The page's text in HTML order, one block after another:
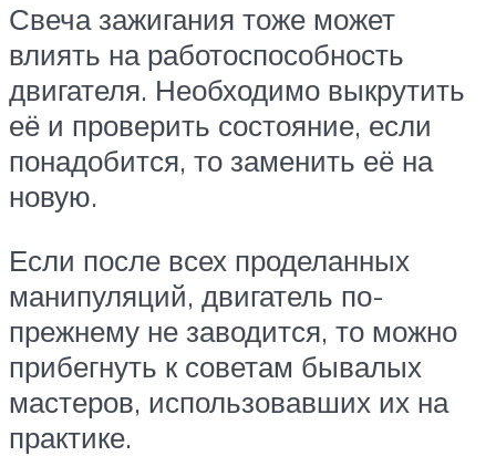
Свеча зажигания тоже может
влиять на работоспособность
двигателя. Необходимо выкрутить
её и проверить состояние, если
понадобится, то заменить её на
новую.
Если после всех проделанных
манипуляций, двигатель по-
прежнему не заводится, то можно
прибегнуть к советам бывалых
мастеров, использовавших их на
практике.